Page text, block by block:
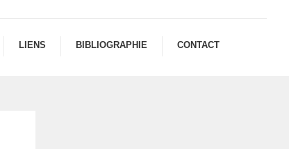
LIENS BIBLIO­GRA­PHIE CONTAC­­T